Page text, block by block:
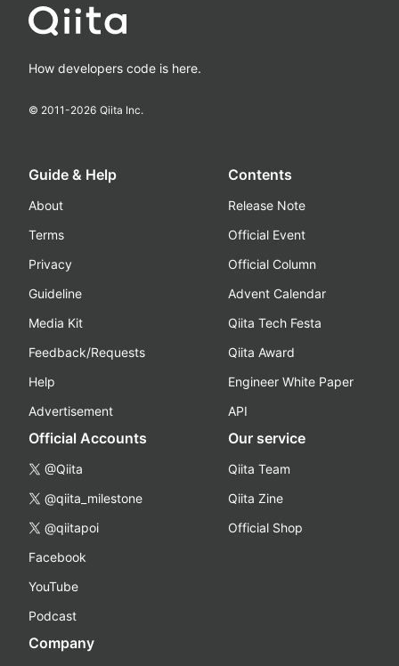
How developers code is here.
© 2011-2026 Qiita Inc.
Guide & Help
About
Terms
Privacy
Guideline
Media Kit
Feedback/Requests
Help
Advertisement
Contents
Release Note
Official Event
Official Column
Advent Calendar
Qiita Tech Festa
Qiita Award
Engineer White Paper
API
Official Accounts
@Qiita
@qiita_milestone
@qiitapoi
Facebook
YouTube
Podcast
Our service
Qiita Team
Qiita Zine
Official Shop
Company